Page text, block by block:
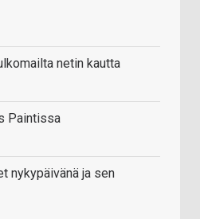
netin kautta
Paintissa
nykypäivänä ja sen